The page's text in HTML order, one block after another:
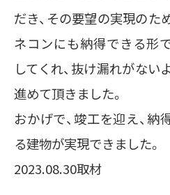
だき、その要望の実現のた
ネコンにも納得できる形
してくれ、抜け漏れがない
進めて頂きました。
おかげで、竣工を迎え、納
る建物が実現できました。
2023.08.30取材